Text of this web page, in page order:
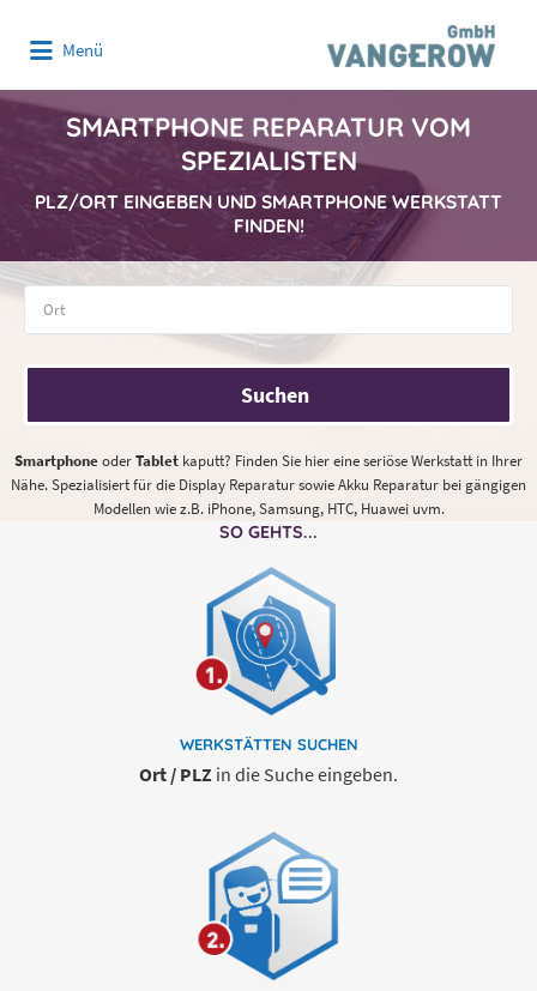
Menü
SMARTPHONE REPARATUR VOM
SPEZIALISTEN
PLZ/ORT EINGEBEN UND SMARTPHONE WERKSTATT
FINDEN!
Suchen
SmartphoneoderTablet kaputt? Finden Sie hier eine seriöse Werkstatt in Ihrer
Nähe. Spezialisiert für die Display Reparatur sowie Akku Reparatur bei gängigen
Modellen wie z.B. iPhone, Samsung, HTC, Huawei uvm.
SO GEHTS...
WERKSTÄTTEN SUCHEN
Ort / PLZ in die Suche eingeben.